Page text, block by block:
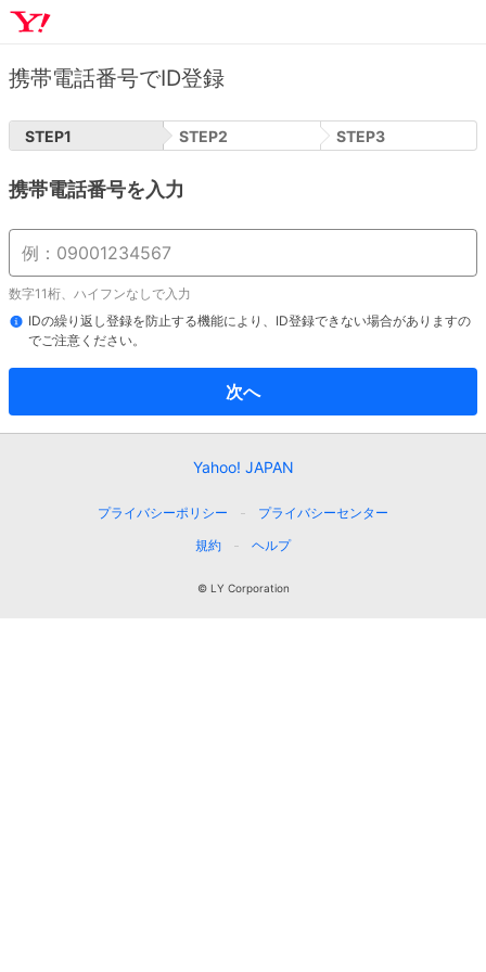
携帯電話番号でID登録
STEP1 STEP2 STEP3
携帯電話番号を入力
数字11桁、ハイフンなしで入力
IDの繰り返し登録を防止する機能により、ID登録できない場合がありますの
でご注意ください。
次へ
Yahoo! JAPAN
プライバシーポリシー
プライバシーセンター
規約
ヘルプ
© LY Corporation